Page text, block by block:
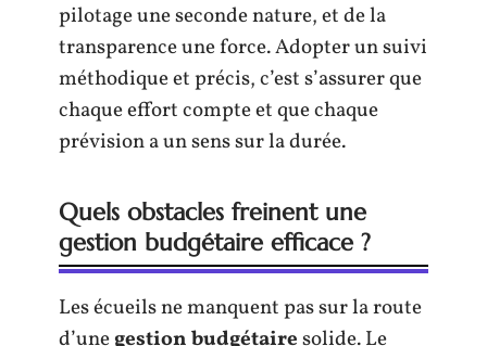
pilotage une seconde nature, et de la
transparence une force. Adopter un suivi
méthodique et précis, c’est s’assurer que
chaque effort compte et que chaque
prévision a un sens sur la durée.
Quels obstacles freinent une
gestion budgétaire efficace ?
Les écueils ne manquent pas sur la route
d’unegestion budgétairesolide. Le